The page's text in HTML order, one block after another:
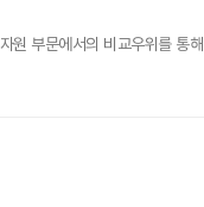
부문에서의 비교우위를 통